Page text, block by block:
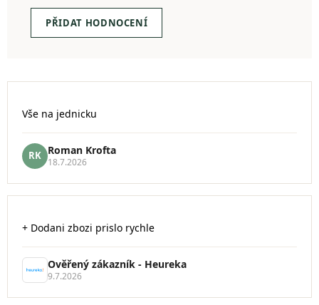
PŘIDAT HODNOCENÍ
V
o
d
obchodu
je
5
z
5
hvězdiček.
Vše na jednicku
RK Roman Krofta
18.7.2026
obchodu
je
5
z
5
hvězdiček.
+ Dodani zbozi prislo rychle
Ověřený zákazník - Heureka
9.7.2026